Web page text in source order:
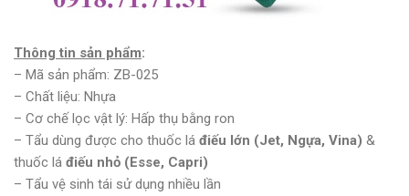
Thông tin sản phẩm:
– Mã sản phẩm: ZB-025
– Chất liệu: Nhựa
– Cơ chế lọc vật lý: Hấp thụ bằng ron
– Tẩu dùng được cho thuốc lá điếu lớn (Jet, Ngựa, Vina) &
thuốc lá điếu nhỏ (Esse, Capri)
– Tẩu vệ sinh tái sử dụng nhiều lần